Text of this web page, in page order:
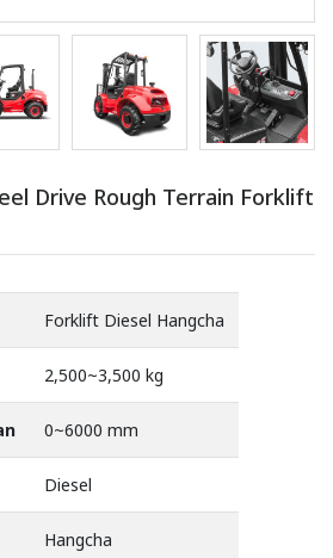
Drive Rough Terrain Forklift
Forklift Diesel Hangcha
2,500~3,500 kg
0~6000 mm
Diesel
Hangcha